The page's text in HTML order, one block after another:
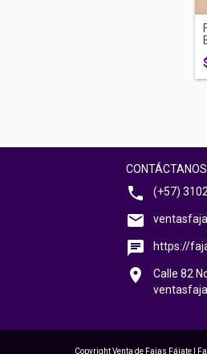
CONTÁCTANOS
(+57)
https://
Calle 82
Copyright Venta de Fajas Fájate |